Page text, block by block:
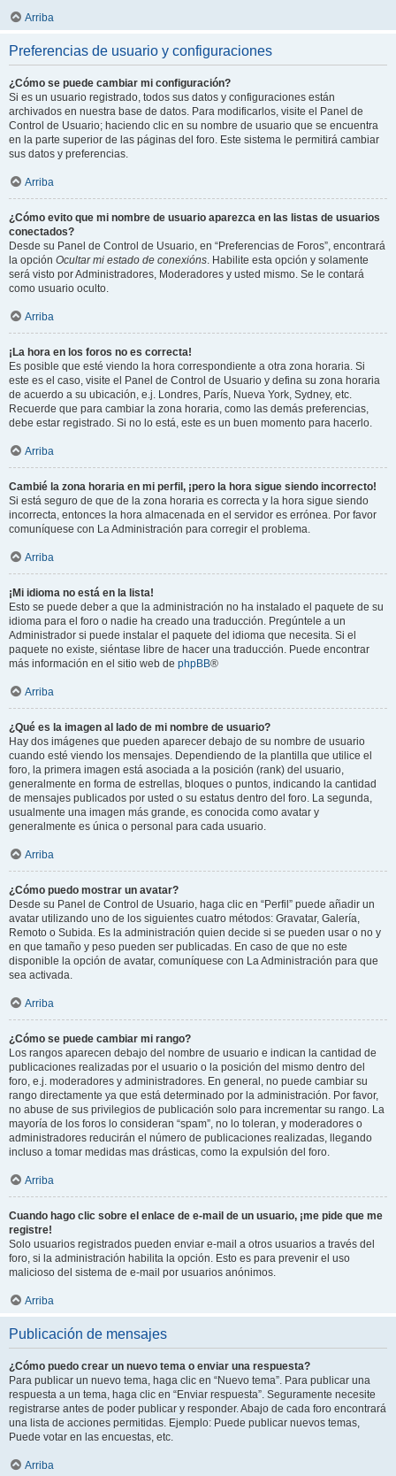
Arriba
Preferencias de usuario y configuraciones
¿Cómo se puede cambiar mi configuración?
Si es un usuario registrado, todos sus datos y configuraciones están
archivados en nuestra base de datos. Para modificarlos, visite el Panel de
Control de Usuario; haciendo clic en su nombre de usuario que se encuentra
en la parte superior de las páginas del foro. Este sistema le permitirá cambiar
sus datos y preferencias.
Arriba
¿Cómo evito que mi nombre de usuario aparezca en las listas de usuarios
conectados?
Desde su Panel de Control de Usuario, en “Preferencias de Foros”, encontrará
la opción Ocultar mi estado de conexións. Habilite esta opción y solamente
será visto por Administradores, Moderadores y usted mismo. Se le contará
como usuario oculto.
Arriba
¡La hora en los foros no es correcta!
Es posible que esté viendo la hora correspondiente a otra zona horaria. Si
este es el caso, visite el Panel de Control de Usuario y defina su zona horaria
de acuerdo a su ubicación, e.j. Londres, París, Nueva York, Sydney, etc.
Recuerde que para cambiar la zona horaria, como las demás preferencias,
debe estar registrado. Si no lo está, este es un buen momento para hacerlo.
Arriba
Cambié la zona horaria en mi perfil, ¡pero la hora sigue siendo incorrecto!
Si está seguro de que de la zona horaria es correcta y la hora sigue siendo
incorrecta, entonces la hora almacenada en el servidor es errónea. Por favor
comuníquese con La Administración para corregir el problema.
Arriba
¡Mi idioma no está en la lista!
Esto se puede deber a que la administración no ha instalado el paquete de su
idioma para el foro o nadie ha creado una traducción. Pregúntele a un
Administrador si puede instalar el paquete del idioma que necesita. Si el
paquete no existe, siéntase libre de hacer una traducción. Puede encontrar
más información en el sitio web de phpBB®
Arriba
¿Qué es la imagen al lado de mi nombre de usuario?
Hay dos imágenes que pueden aparecer debajo de su nombre de usuario
cuando esté viendo los mensajes. Dependiendo de la plantilla que utilice el
foro, la primera imagen está asociada a la posición (rank) del usuario,
generalmente en forma de estrellas, bloques o puntos, indicando la cantidad
de mensajes publicados por usted o su estatus dentro del foro. La segunda,
usualmente una imagen más grande, es conocida como avatar y
generalmente es única o personal para cada usuario.
Arriba
¿Cómo puedo mostrar un avatar?
Desde su Panel de Control de Usuario, haga clic en “Perfil” puede añadir un
avatar utilizando uno de los siguientes cuatro métodos: Gravatar, Galería,
Remoto o Subida. Es la administración quien decide si se pueden usar o no y
en que tamaño y peso pueden ser publicadas. En caso de que no este
disponible la opción de avatar, comuníquese con La Administración para que
sea activada.
Arriba
¿Cómo se puede cambiar mi rango?
Los rangos aparecen debajo del nombre de usuario e indican la cantidad de
publicaciones realizadas por el usuario o la posición del mismo dentro del
foro, e.j. moderadores y administradores. En general, no puede cambiar su
rango directamente ya que está determinado por la administración. Por favor,
no abuse de sus privilegios de publicación solo para incrementar su rango. La
mayoría de los foros lo consideran “spam”, no lo toleran, y moderadores o
administradores reducirán el número de publicaciones realizadas, llegando
incluso a tomar medidas mas drásticas, como la expulsión del foro.
Arriba
Cuando hago clic sobre el enlace de e-mail de un usuario, ¡me pide que me
registre!
Solo usuarios registrados pueden enviar e-mail a otros usuarios a través del
foro, si la administración habilita la opción. Esto es para prevenir el uso
malicioso del sistema de e-mail por usuarios anónimos.
Arriba
Publicación de mensajes
¿Cómo puedo crear un nuevo tema o enviar una respuesta?
Para publicar un nuevo tema, haga clic en “Nuevo tema”. Para publicar una
respuesta a un tema, haga clic en “Enviar respuesta”. Seguramente necesite
registrarse antes de poder publicar y responder. Abajo de cada foro encontrará
una lista de acciones permitidas. Ejemplo: Puede publicar nuevos temas,
Puede votar en las encuestas, etc.
Arriba